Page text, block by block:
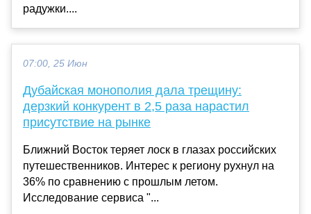
радужки....
07:00, 25 Июн
Дубайская монополия дала трещину:
дерзкий конкурент в 2,5 раза нарастил
присутствие на рынке
Ближний Восток теряет лоск в глазах российских
путешественников. Интерес к региону рухнул на
36% по сравнению с прошлым летом.
Исследование сервиса "...